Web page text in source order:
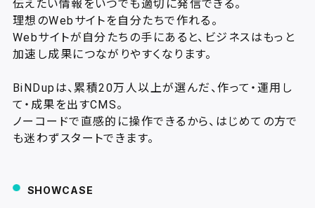
伝えたい情報をいつでも適切に発信できる。
理想のWebサイトを自分たちで作れる。
Webサイトが自分たちの手にあると、ビジネスはもっと
加速し成果につながりやすくなります。
BiNDupは、累積20万人以上が選んだ、作って・運用し
て・成果を出すCMS。
ノーコードで直感的に操作できるから、はじめての方で
も迷わずスタートできます。
SHOWCASE